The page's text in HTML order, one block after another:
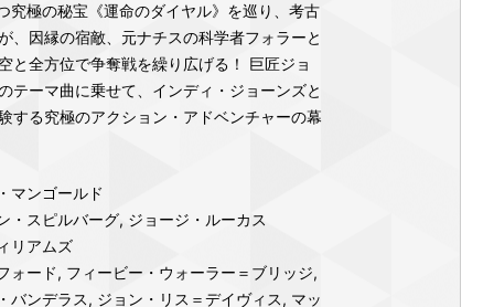
究極の秘宝《運命のダイヤル》を巡り、考古
、因縁の宿敵、元ナチスの科学者フォラーと
と全方位で争奪戦を繰り広げる！ 巨匠ジョ
テーマ曲に乗せて、インディ・ジョーンズと
する究極のアクション・アドベンチャーの幕
マンゴールド
・スピルバーグ, ジョージ・ルーカス
リアムズ
ォード, フィービー・ウォーラー＝ブリッジ,
バンデラス, ジョン・リス＝デイヴィス, マッ